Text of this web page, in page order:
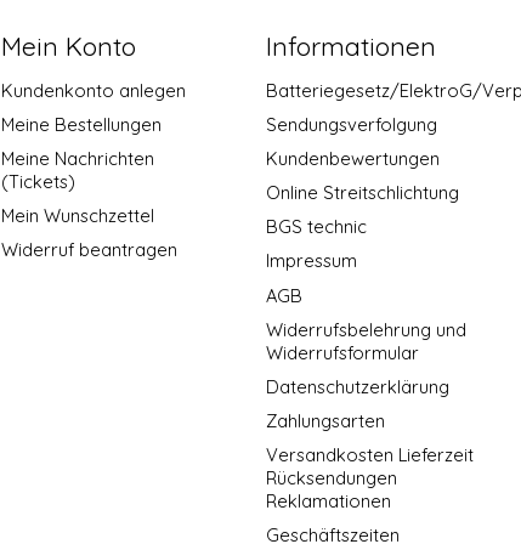
Mein Konto
Kundenkonto anlegen
Meine Bestellungen
Meine Nachrichten
(Tickets)
Mein Wunschzettel
Widerruf beantragen
Informationen
Batteriegesetz/ElektroG/
Sendungsverfolgung
Kundenbewertungen
Online Streitschlichtung
BGS technic
Impressum
AGB
Widerrufsbelehrung und
Widerrufsformular
Datenschutzerklärung
Zahlungsarten
Versandkosten Lieferzeit
Rücksendungen
Reklamationen
Geschäftszeiten